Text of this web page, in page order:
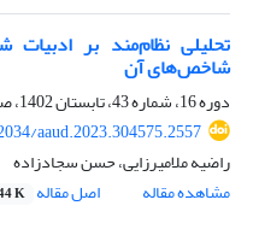
تحلیلی نظام‌مند بر
شاخص‌های آن
دوره 16، شماره 43، تابستان 1402، صفحه
aaud.2023.304575.2557
راضیه ملامیرزایی، حسن سجادزاده
مشاهده مقاله
اصل مقاله K